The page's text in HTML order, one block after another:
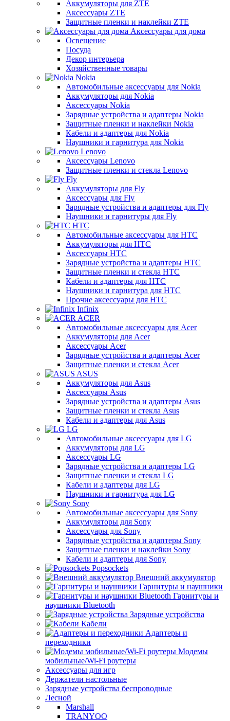
Аккумуляторы для ZTE
Аксессуары ZTE
Защитные пленки и наклейки ZTE
Аксессуары для дома
Освещение
Посуда
Декор интерьера
Хозяйственные товары
Nokia
Автомобильные аксессуары для Nokia
Аккумуляторы для Nokia
Аксессуары Nokia
Зарядные устройства и адаптеры Nokia
Защитные пленки и наклейки Nokia
Кабели и адаптеры для Nokia
Наушники и гарнитура для Nokia
Lenovo
Аксессуары Lenovo
Защитные пленки и стекла Lenovo
Fly
Аккумуляторы для Fly
Аксессуары для Fly
Зарядные устройства и адаптеры для Fly
Наушники и гарнитуры для Fly
HTC
Автомобильные аксессуары для HTC
Аккумуляторы для HTC
Аксессуары HTC
Зарядные устройства и адаптеры HTC
Защитные пленки и стекла HTC
Кабели и адаптеры для HTC
Наушники и гарнитура для HTC
Прочие аксессуары для HTC
Infinix
ACER
Автомобильные аксессуары для Acer
Аккумуляторы для Acer
Аксессуары Acer
Зарядные устройства и адаптеры Acer
Защитные пленки и стекла Acer
ASUS
Аккумуляторы для Asus
Аксессуары Asus
Зарядные устройства и адаптеры Asus
Защитные пленки и стекла Asus
Кабели и адаптеры для Asus
LG
Автомобильные аксессуары для LG
Аккумуляторы для LG
Аксессуары LG
Зарядные устройства и адаптеры LG
Защитные пленки и стекла LG
Кабели и адаптеры для LG
Наушники и гарнитура для LG
Sony
Автомобильные аксессуары для Sony
Аккумуляторы для Sony
Аксессуары для Sony
Зарядные устройства и адаптеры Sony
Защитные пленки и наклейки Sony
Кабели и адаптеры для Sony
Popsockets
Внешний аккумулятор
Гарнитуры и наушники
Гарнитуры и
наушники Bluetooth
Зарядные устройства
Кабели
Адаптеры и
переходники
Модемы
мобильные/Wi-Fi роутеры
Аксессуары для игр
Держатели настольные
Зарядные устройства беспроводные
Лесной
Marshall
TRANYOO